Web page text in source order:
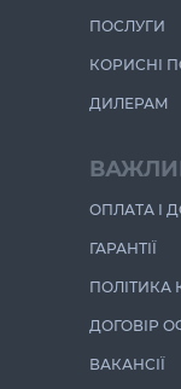
ПОСЛУГИ
КОРИСНІ
ДИЛЕРАМ
ОПЛАТА І
ГАРАНТІЇ
ПОЛІТИКА
ДОГОВІР
ВАКАНСІЇ